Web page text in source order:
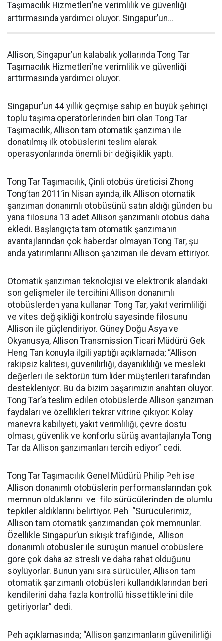
Taşımacılık Hizmetleri’ne verimlilik ve güvenliği
arttırmasında yardımcı oluyor. Singapur’un...
Allison, Singapur’un kalabalık yollarında Tong Tar
Taşımacılık Hizmetleri’ne verimlilik ve güvenliği
arttırmasında yardımcı oluyor.
Singapur’un 44 yıllık geçmişe sahip en büyük şehiriçi
toplu taşıma operatörlerinden biri olan Tong Tar
Taşımacılık, Allison tam otomatik şanzıman ile
donatılmış ilk otobüslerini teslim alarak
operasyonlarında önemli bir değişiklik yaptı.
Tong Tar Taşımacılık, Çinli otobüs üreticisi Zhong
Tong’tan 2011’in Nisan ayında, ilk Allison otomatik
şanzıman donanımlı otobüsünü satın aldığı günden bu
yana filosuna 13 adet Allison şanzımanlı otobüs daha
ekledi. Başlangıçta tam otomatik şanzımanın
avantajlarından çok haberdar olmayan Tong Tar, şu
anda yatırımlarını Allison şanzıman ile devam ettiriyor.
Otomatik şanzıman teknolojisi ve elektronik alandaki
son gelişmeler ile tercihini Allison donanımlı
otobüslerden yana kullanan Tong Tar, yakıt verimliliği
ve vites değişikliği kontrolü sayesinde filosunu
Allison ile güçlendiriyor. Güney Doğu Asya ve
Okyanusya, Allison Transmission Ticari Müdürü Gek
Heng Tan konuyla ilgili yaptığı açıklamada; “Allison
rakipsiz kalitesi, güvenilirliği, dayanıklılığı ve mesleki
değerleri ile sektörün tüm lider müşterileri tarafından
destekleniyor. Bu da bizim başarımızın anahtarı oluyor.
Tong Tar’a teslim edilen otobüslerde Allison şanzıman
faydaları ve özellikleri tekrar vitrine çıkıyor: Kolay
manevra kabiliyeti, yakıt verimliliği, çevre dostu
olması, güvenlik ve konforlu sürüş avantajlarıyla Tong
Tar da Allison şanzımanları tercih ediyor” dedi.
Tong Tar Taşımacılık Genel Müdürü Philip Peh ise
Allison donanımlı otobüslerin performanslarından çok
memnun olduklarını ve filo sürücülerinden de olumlu
tepkiler aldıklarını belirtiyor. Peh “Sürücülerimiz,
Allison tam otomatik şanzımandan çok memnunlar.
Özellikle Singapur’un sıkışık trafiğinde, Allison
donanımlı otobüsler ile sürüşün manüel otobüslere
göre çok daha az stresli ve daha rahat olduğunu
söylüyorlar. Bunun yanı sıra sürücüler, Allison tam
otomatik şanzımanlı otobüsleri kullandıklarından beri
kendilerini daha fazla kontrollü hissettiklerini dile
getiriyorlar” dedi.
Peh açıklamasında; “Allison şanzımanların güvenilirliği